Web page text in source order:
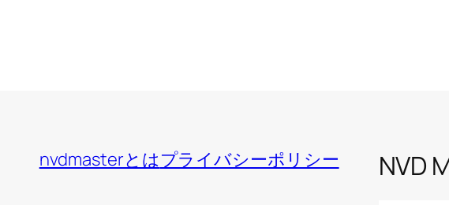
nvdmasterとはプライバシーポリシー NVD